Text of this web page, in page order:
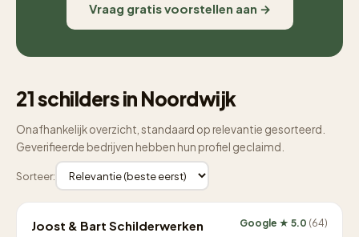
Vraag gratis voorstellen aan →
21 schilders in Noordwijk
Onafhankelijk overzicht, standaard op relevantie gesorteerd.
Geverifieerde bedrijven hebben hun profiel geclaimd.
Sorteer:
Joost & Bart Schilderwerken Google ★ 5.0 (64)